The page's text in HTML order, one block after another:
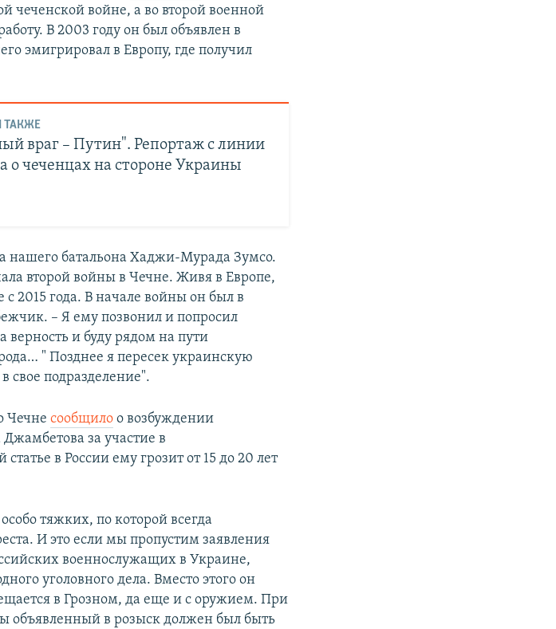
чеченской войне, а во второй военной
В 2003 году он был объявлен в
эмигрировал в Европу, где получил
ТАКЖЕ
враг – Путин". Репортаж с линии
о чеченцах на стороне Украины
батальона Хаджи-Мурада Зумсо.
второй войны в Чечне. Живя в Европе,
2015 года. В начале войны он был в
– Я ему позвонил и попросил
верность и буду рядом на пути
" Позднее я пересек украинскую
подразделение".
Чечнесообщило о возбуждении
за участие в
в России ему грозит от 15 до 20 лет
тяжких, по которой всегда
И это если мы пропустим заявления
военнослужащих в Украине,
уголовного дела. Вместо этого он
в Грозном, да еще и с оружием. При
объявленный в розыск должен был быть